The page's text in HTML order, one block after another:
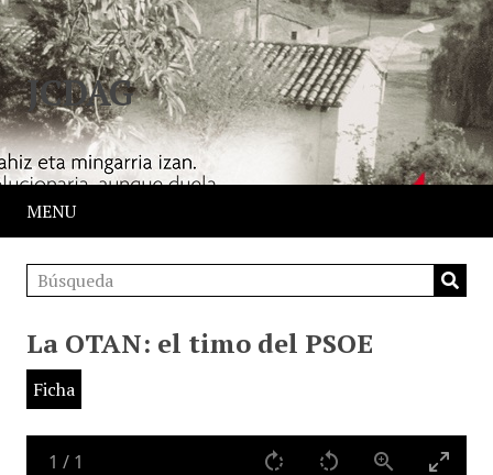
JCDAG
MENU
La OTAN: el timo del PSOE
Ficha
1 / 1